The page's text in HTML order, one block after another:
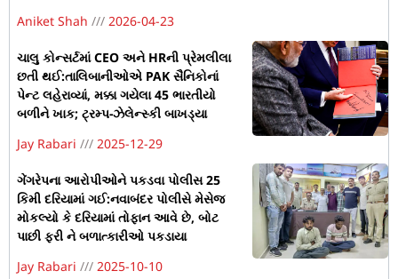
Aniket Shah
2026-04-23
ચાલુ કોન્સર્ટમાં CEO અને HRની પ્રેમલીલા
છતી થઈ:તાલિબાનીઓએ PAK સૈનિકોનાં
પેન્ટ લહેરાવ્યાં, મક્કા ગયેલા 45 ભારતીયો
બળીને ખાક; ટ્રમ્પ-ઝેલેન્સ્કી બાખડ્યા
Jay Rabari
2025-12-29
ગેંગરેપના આરોપીઓને પકડવા પોલીસ 25
કિમી દરિયામાં ગઈ:નવાબંદર પોલીસે મેસેજ
મોકલ્યો કે દરિયામાં તોફાન આવે છે, બોટ
પાછી ફરી ને બળાત્કારીઓ પકડાયા
Jay Rabari
2025-10-10